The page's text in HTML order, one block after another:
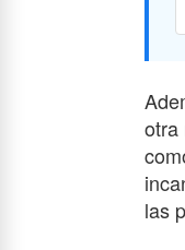
otra
las